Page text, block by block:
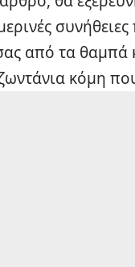
από τα θαμπά
κόμη που